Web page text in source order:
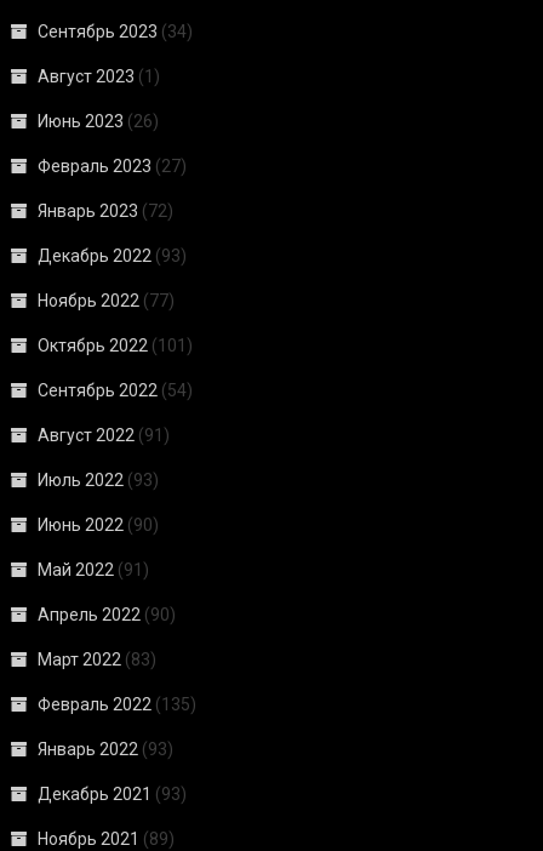
Сентябрь 2023 (34)
Август 2023 (1)
Июнь 2023 (26)
Февраль 2023 (27)
Январь 2023 (72)
Декабрь 2022 (93)
Ноябрь 2022 (77)
Октябрь 2022 (101)
Сентябрь 2022 (54)
Август 2022 (91)
Июль 2022 (93)
Июнь 2022 (90)
Май 2022 (91)
Апрель 2022 (90)
Март 2022 (83)
Февраль 2022 (135)
Январь 2022 (93)
Декабрь 2021 (93)
Ноябрь 2021 (89)